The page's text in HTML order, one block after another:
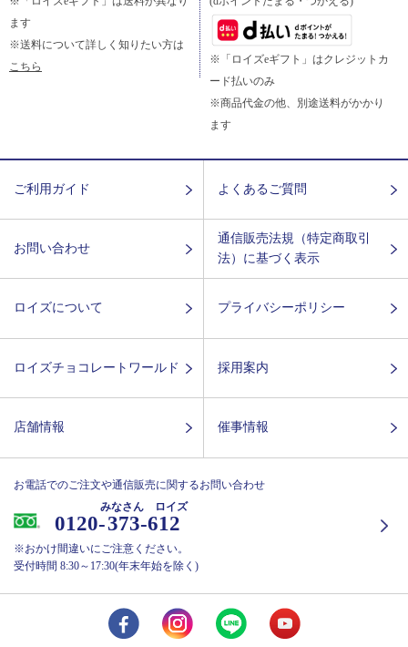
ます
※送料について詳しく知りたい方は
こちら
※「ロイズeギフト」はクレジットカ
ード払いのみ
※商品代金の他、別途送料がかかり
ます
ご利用ガイド よくあるご質問
お問い合わせ
通信販売法規（特定商取引
法）に基づく表示
ロイズについて プライバシーポリシー
ロイズチョコレートワールド 採用案内
店舗情報 催事情報
お電話でのご注文や通信販売に関するお問い合わせ
0120-373-612
みなさん ロイズ
※おかけ間違いにご注意ください。
受付時間 8:30～17:30(年末年始を除く)